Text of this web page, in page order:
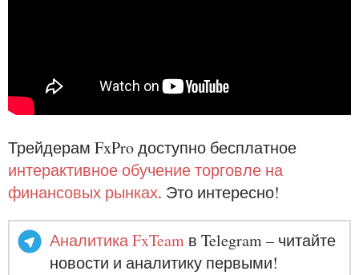
Трейдерам FxPro доступно бесплатное
интерактивное обучение торговле на
финансовых рынках. Это интересно!
Аналитика FxTeam в Telegram – читайте
новости и аналитику первыми!